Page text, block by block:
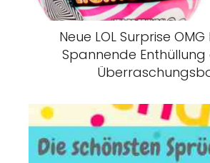
Neue LOL Surprise
Spannende